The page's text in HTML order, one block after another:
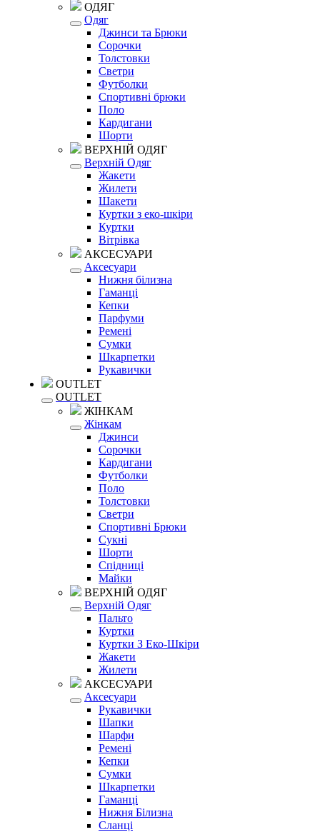
ОДЯГ
Одяг
Джинси та Брюки
Сорочки
Толстовки
Светри
Футболки
Спортивні брюки
Поло
Кардигани
Шорти
ВЕРХНІЙ ОДЯГ
Верхній Одяг
Жакети
Жилети
Шакети
Куртки з еко-шкіри
Куртки
Вітрівка
АКСЕСУАРИ
Аксесуари
Нижня білизна
Гаманці
Кепки
Парфуми
Ремені
Сумки
Шкарпетки
Рукавички
OUTLET
OUTLET
ЖІНКАМ
Жінкам
Джинси
Сорочки
Кардигани
Футболки
Поло
Толстовки
Светри
Спортивні Брюки
Сукні
Шорти
Спідниці
Майки
ВЕРХНІЙ ОДЯГ
Верхній Одяг
Пальто
Куртки
Куртки З Еко-Шкіри
Жакети
Жилети
АКСЕСУАРИ
Аксесуари
Рукавички
Шапки
Шарфи
Ремені
Кепки
Сумки
Шкарпетки
Гаманці
Нижня Білизна
Сланці